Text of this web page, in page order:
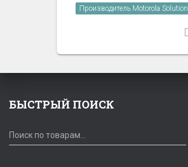
Производитель Motorola
БЫСТРЫЙ ПОИСК
И
с
Поиск по товарам…